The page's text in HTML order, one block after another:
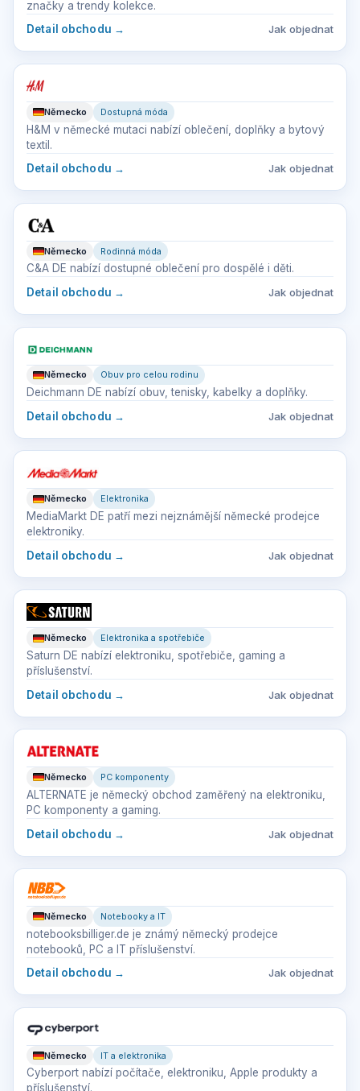
značky a trendy kolekce.
Detail obchodu → Jak objednat
Německo Dostupná móda
H&M v německé mutaci nabízí oblečení, doplňky a bytový
textil.
Detail obchodu → Jak objednat
Německo Rodinná móda
C&A DE nabízí dostupné oblečení pro dospělé i děti.
Detail obchodu → Jak objednat
Německo Obuv pro celou rodinu
Deichmann DE nabízí obuv, tenisky, kabelky a doplňky.
Detail obchodu → Jak objednat
Německo Elektronika
MediaMarkt DE patří mezi nejznámější německé prodejce
elektroniky.
Detail obchodu → Jak objednat
Německo Elektronika a spotřebiče
Saturn DE nabízí elektroniku, spotřebiče, gaming a
příslušenství.
Detail obchodu → Jak objednat
Německo PC komponenty
ALTERNATE je německý obchod zaměřený na elektroniku,
PC komponenty a gaming.
Detail obchodu → Jak objednat
Německo Notebooky a IT
notebooksbilliger.de je známý německý prodejce
notebooků, PC a IT příslušenství.
Detail obchodu → Jak objednat
Německo IT a elektronika
Cyberport nabízí počítače, elektroniku, Apple produkty a
příslušenství.